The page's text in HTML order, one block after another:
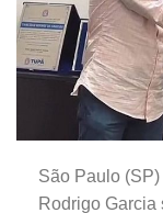
São Paulo
Rodrigo